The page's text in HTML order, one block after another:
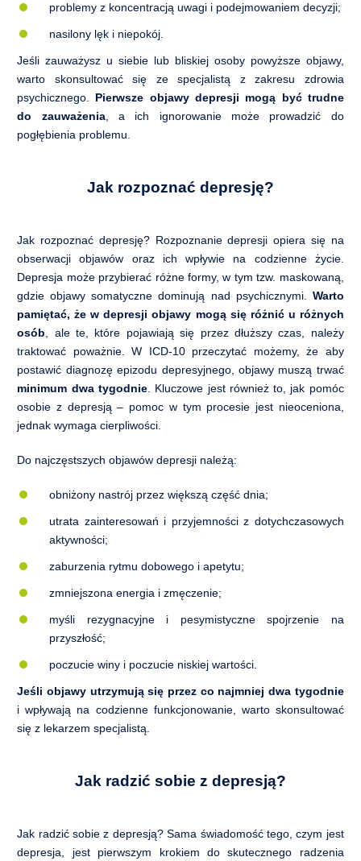
problemy z koncentracją uwagi i podejmowaniem decyzji;
nasilony lęk i niepokój.
Jeśli zauważysz u siebie lub bliskiej osoby powyższe objawy,
warto skonsultować się ze specjalistą z zakresu zdrowia
psychicznego. Pierwsze objawy depresji mogą być trudne
do zauważenia, a ich ignorowanie może prowadzić do
pogłębienia problemu.
Jak rozpoznać depresję?
Jak rozpoznać depresję? Rozpoznanie depresji opiera się na
obserwacji objawów oraz ich wpływie na codzienne życie.
Depresja może przybierać różne formy, w tym tzw. maskowaną,
gdzie objawy somatyczne dominują nad psychicznymi. Warto
pamiętać, że w depresji objawy mogą się różnić u różnych
osób , ale te, które pojawiają się przez dłuższy czas, należy
traktować poważnie. W ICD-10 przeczytać możemy, że aby
postawić diagnozę epizodu depresyjnego, objawy muszą trwać
minimum dwa tygodnie. Kluczowe jest również to, jak pomóc
osobie z depresją – pomoc w tym procesie jest nieoceniona,
jednak wymaga cierpliwości.
Do najczęstszych objawów depresji należą:
obniżony nastrój przez większą część dnia;
utrata zainteresowań i przyjemności z dotychczasowych
aktywności;
zaburzenia rytmu dobowego i apetytu;
zmniejszona energia i zmęczenie;
myśli rezygnacyjne i pesymistyczne spojrzenie na
przyszłość;
poczucie winy i poczucie niskiej wartości.
Jeśli objawy utrzymują się przez co najmniej dwa tygodnie
i wpływają na codzienne funkcjonowanie, warto skonsultować
się z lekarzem specjalistą.
Jak radzić sobie z depresją?
Jak radzić sobie z depresją? Sama świadomość tego, czym jest
depresja, jest pierwszym krokiem do skutecznego radzenia